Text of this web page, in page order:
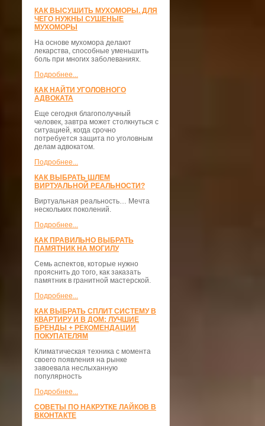
КАК ВЫСУШИТЬ МУХОМОРЫ. ДЛЯ
ЧЕГО НУЖНЫ СУШЕНЫЕ
МУХОМОРЫ
На основе мухомора делают
лекарства, способные уменьшить
боль при многих заболеваниях.
Подробнее...
КАК НАЙТИ УГОЛОВНОГО
АДВОКАТА
Еще сегодня благополучный
человек, завтра может столкнуться с
ситуацией, когда срочно
потребуется защита по уголовным
делам адвокатом.
Подробнее...
КАК ВЫБРАТЬ ШЛЕМ
ВИРТУАЛЬНОЙ РЕАЛЬНОСТИ?
Виртуальная реальность… Мечта
нескольких поколений.
Подробнее...
КАК ПРАВИЛЬНО ВЫБРАТЬ
ПАМЯТНИК НА МОГИЛУ
Семь аспектов, которые нужно
прояснить до того, как заказать
памятник в гранитной мастерской.
Подробнее...
КАК ВЫБРАТЬ СПЛИТ СИСТЕМУ В
КВАРТИРУ И В ДОМ: ЛУЧШИЕ
БРЕНДЫ + РЕКОМЕНДАЦИИ
ПОКУПАТЕЛЯМ
Климатическая техника с момента
своего появления на рынке
завоевала неслыханную
популярность
Подробнее...
СОВЕТЫ ПО НАКРУТКЕ ЛАЙКОВ В
ВКОНТАКТЕ